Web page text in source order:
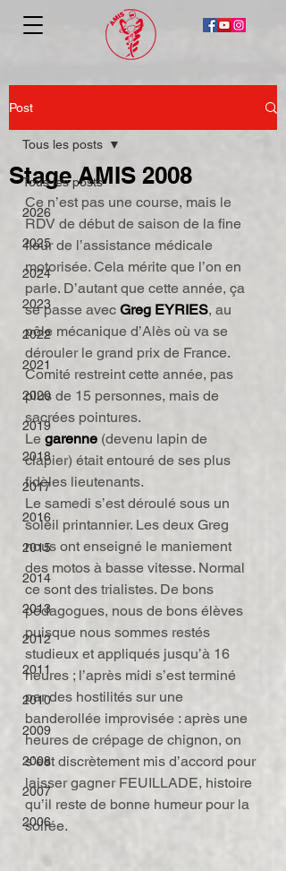
Post
Tous les posts
2026
2025
2024
2023
2022
2021
2020
2019
2018
2017
2016
2015
2014
2013
2012
2011
2010
2009
2008
2007
2006
Tous les posts
Stage AMIS 2008
Ce n’est pas une course, mais le
RDV de début de saison de la fine
fleur de l’assistance médicale
motorisée. Cela mérite que l’on en
parle. D’autant que cette année, ça
se passe avec Greg EYRIES, au
pôle mécanique d’Alès où va se
dérouler le grand prix de France.
Comité restreint cette année, pas
plus de 15 personnes, mais de
sacrées pointures.
Le garenne (devenu lapin de
clapier) était entouré de ses plus
fidèles lieutenants.
Le samedi s’est déroulé sous un
soleil printannier. Les deux Greg
nous ont enseigné le maniement
des motos à basse vitesse. Normal
ce sont des trialistes. De bons
pédagogues, nous de bons élèves
puisque nous sommes restés
studieux et appliqués jusqu’à 16
heures ; l’après midi s’est terminé
par des hostilités sur une
banderollée improvisée : après une
heures de crépage de chignon, on
s’est discrètement mis d’accord pour
laisser gagner FEUILLADE, histoire
qu’il reste de bonne humeur pour la
soirée.